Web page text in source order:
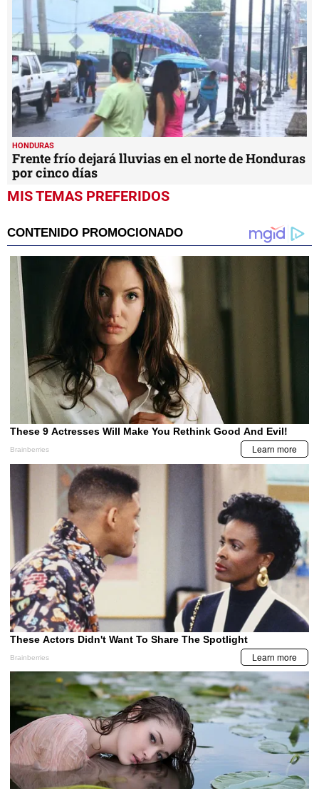
HONDURAS
Frente frío dejará lluvias en el norte de Honduras
por cinco días
MIS TEMAS PREFERIDOS